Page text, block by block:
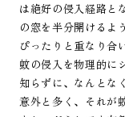
は絶好の侵入経路と
の窓を半分開けるよ
ぴったりと重なり合
蚊の侵入を物理的に
知らずに、なんとな
意外と多く、それが